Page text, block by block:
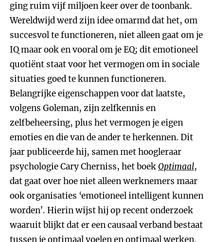
ging ruim vijf miljoen keer over de toonbank.
Wereldwijd werd zijn idee omarmd dat het, om
succesvol te functioneren, niet alleen gaat om je
IQ maar ook en vooral om je EQ; dit emotioneel
quotiënt staat voor het vermogen om in sociale
situaties goed te kunnen functioneren.
Belangrijke eigenschappen voor dat laatste,
volgens Goleman, zijn zelfkennis en
zelfbeheersing, plus het vermogen je eigen
emoties en die van de ander te herkennen. Dit
jaar publiceerde hij, samen met hoogleraar
psychologie Cary Cherniss, het boekOptimaal,
dat gaat over hoe niet alleen werknemers maar
ook organisaties ‘emotioneel intelligent kunnen
worden’. Hierin wijst hij op recent onderzoek
waaruit blijkt dat er een causaal verband bestaat
tussen je optimaal voelen en optimaal werken.